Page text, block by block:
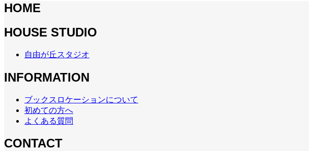
HOME
HOUSE STUDIO
自由が丘スタジオ
INFORMATION
ブックスロケーションについて
初めての方へ
よくある質問
CONTACT